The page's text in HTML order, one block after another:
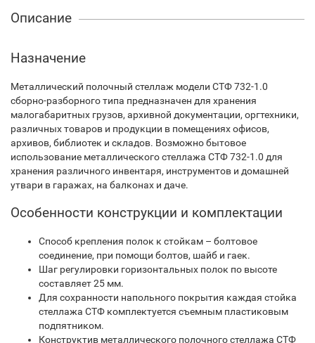
Описание
Назначение
Металлический полочный стеллаж модели СТФ 732-1.0
сборно-разборного типа предназначен для хранения
малогабаритных грузов, архивной документации, оргтехники,
различных товаров и продукции в помещениях офисов,
архивов, библиотек и складов. Возможно бытовое
использование металлического стеллажа СТФ 732-1.0 для
хранения различного инвентаря, инструментов и домашней
утвари в гаражах, на балконах и даче.
Особенности конструкции и комплектации
Способ крепления полок к стойкам – болтовое
соединение, при помощи болтов, шайб и гаек.
Шаг регулировки горизонтальных полок по высоте
составляет 25 мм.
Для сохранности напольного покрытия каждая стойка
стеллажа СТФ комплектуется съемным пластиковым
подпятником.
Конструктив металлического полочного стеллажа СТФ